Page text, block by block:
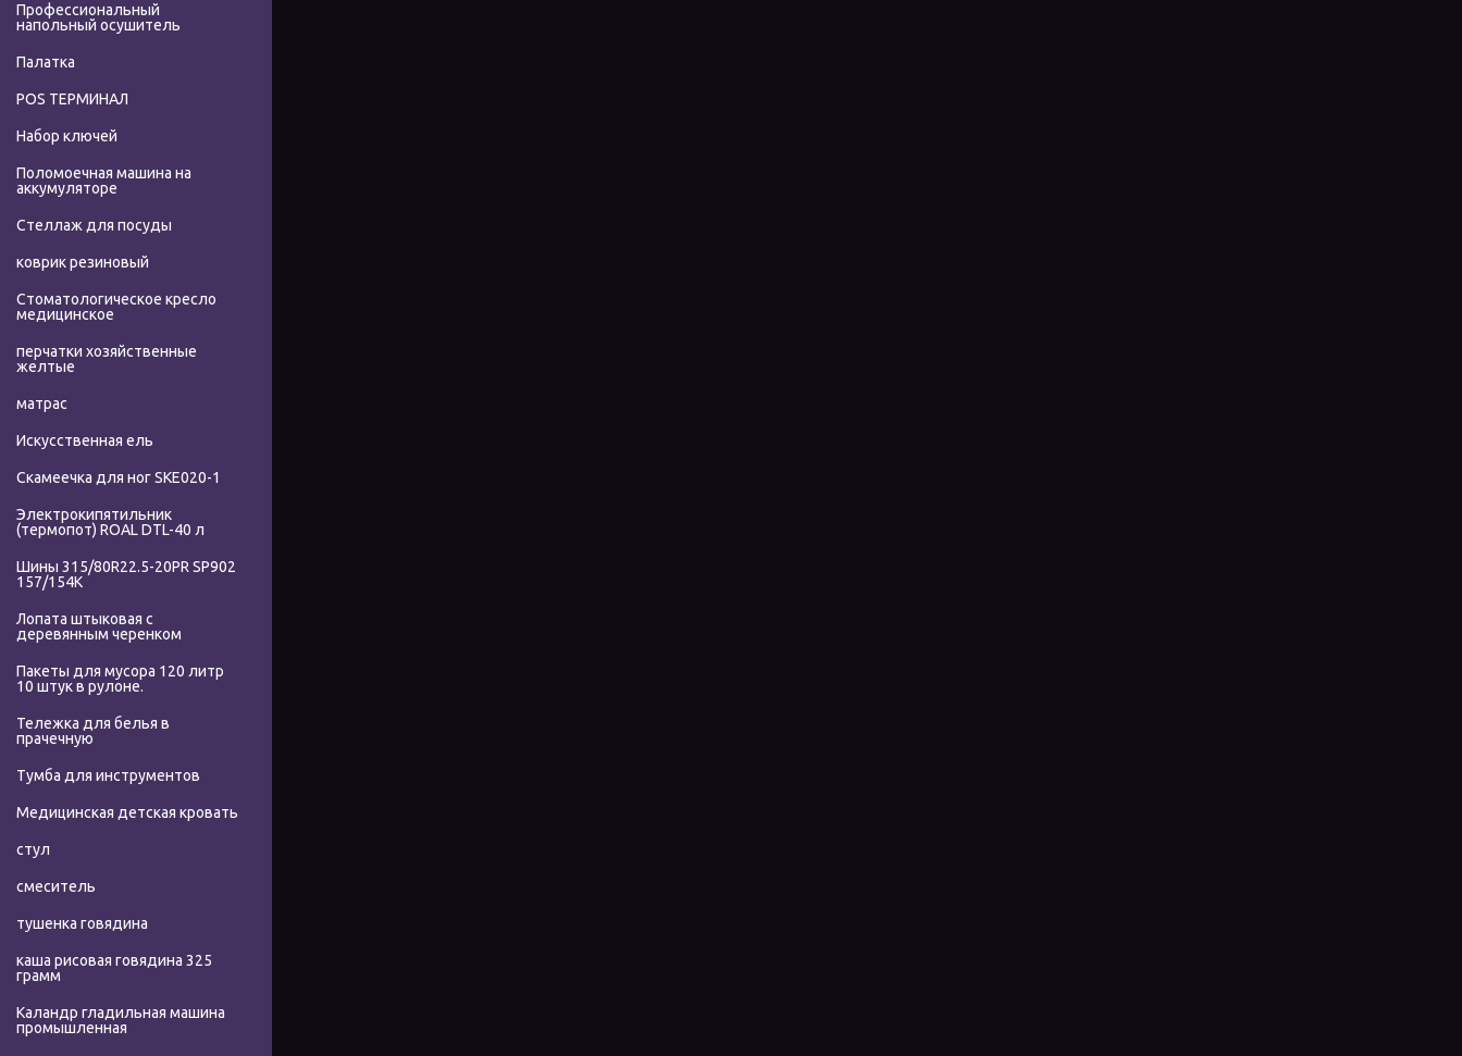
Профессиональный
напольный осушитель
Палатка
POS ТЕРМИНАЛ
Набор ключей
Поломоечная машина на
аккумуляторе
Стеллаж для посуды
коврик резиновый
Стоматологическое кресло
медицинское
перчатки хозяйственные
желтые
матрас
Искусственная ель
Скамеечка для ног SKE020-1
Электрокипятильник
(термопот) ROAL DTL-40 л
Шины 315/80R22.5-20PR SP902
157/154K
Лопата штыковая с
деревянным черенком
Пакеты для мусора 120 литр
10 штук в рулоне.
Тележка для белья в
прачечную
Тумба для инструментов
Медицинская детская кровать
стул
смеситель
тушенка говядина
каша рисовая говядина 325
грамм
Каландр гладильная машина
промышленная